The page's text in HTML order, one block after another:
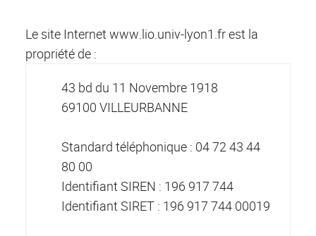
Le site Internet www.lio.univ-lyon1.fr est la
propriété de :
43 bd du 11 Novembre 1918
69100 VILLEURBANNE
Standard téléphonique : 04 72 43 44
80 00
Identifiant SIREN : 196 917 744
Identifiant SIRET : 196 917 744 00019